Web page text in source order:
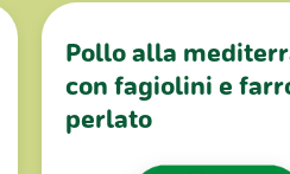
Pollo alla
con fagiolini e
perlato